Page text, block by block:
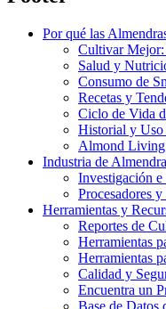
Por qué las
Cultivar Mejor:
Salud y
Consumo de
Recetas y
Ciclo de Vida
Historial y Uso
Almond
Industria de
Investigación
Procesadores
Herramientas y
Reportes de
Herramientas
Herramientas
Calidad y
Encuentra un